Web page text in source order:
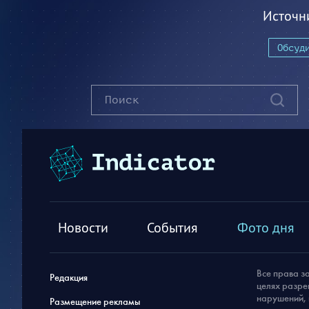
Новости События Фото дня
Редакция
Размещение рекламы
Все права
целях
нарушений,